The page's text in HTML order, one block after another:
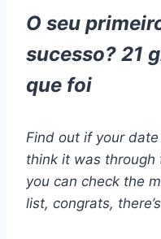
O seu
sucesso? 21
que foi
Find out if your
think it was through
you can check the
list, congrats,